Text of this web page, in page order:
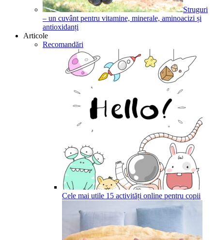
Struguri
– un cuvânt pentru vitamine, minerale, aminoacizi și
antioxidanți
Articole
Recomandări
Cele mai utile 15 activități online pentru copii